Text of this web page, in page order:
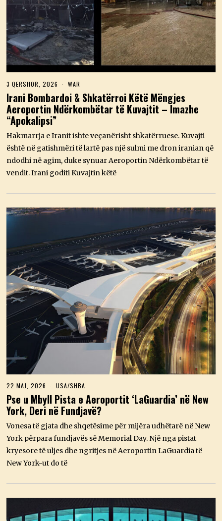
3 QERSHOR, 2026
Q
E
R
S
R
,
0
2
WAR
Irani Bombardoi & Shkatërroi Këtë Mëngjes
Aeroportin Ndërkombëtar të Kuvajtit – Imazhe
“Apokalipsi”
Hakmarrja e Iranit ishte veçanërisht shkatërruese. Kuvajti
është në gatishmëri të lartë pas një sulmi me dron iranian që
ndodhi në agim, duke synuar Aeroportin Ndërkombëtar të
vendit. Irani goditi Kuvajtin këtë
22 MAJ, 2026
2
M
A
,
0
2
USA/SHBA
Pse u Mbyll Pista e Aeroportit ‘LaGuardia’ në New
York, Deri në Fundjavë?
Vonesa të gjata dhe shqetësime për mijëra udhëtarë në New
York përpara fundjavës së Memorial Day. Një nga pistat
kryesore të uljes dhe ngritjes në Aeroportin LaGuardia të
New York-ut do të